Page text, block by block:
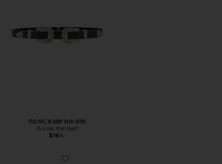
ПОЯС BABY BRI BRI
B-Low the Belt
$164